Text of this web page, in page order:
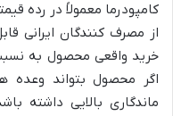
کامپودرما معمولاً در رده
از مصرف کنندگان ایرانی
خرید واقعی محصول به
اگر محصول بتواند وعده
ماندگاری بالایی داشته